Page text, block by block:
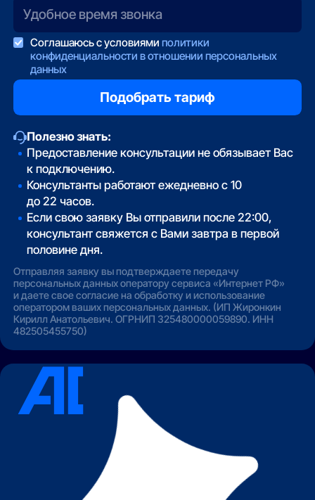
Соглашаюсь с условиями политики
конфиденциальности в отношении персональных
данных
Полезно знать:
Предоставление консультации не обязывает Вас
к подключению.
Консультанты работают ежедневно с 10
до 22 часов.
Если свою заявку Вы отправили после 22:00,
консультант свяжется с Вами завтра в первой
половине дня.
Отправляя заявку вы подтверждаете передачу
персональных данных оператору сервиса «Интернет РФ»
и даете свое согласие на обработку и использование
оператором ваших персональных данных. (ИП Жиронкин
Кирилл Анатольевич. ОГРНИП 325480000059890. ИНН
482505455750)